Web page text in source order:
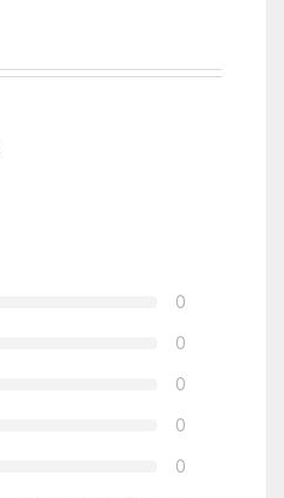
0
0
0
0
0